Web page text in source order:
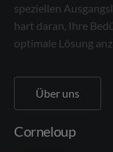
speziellen
hart daran, Ihre
optimale Lösung
Über uns
Corneloup